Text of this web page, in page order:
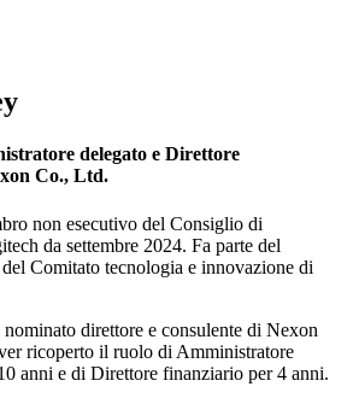
delegato e Direttore
Co., Ltd.
non esecutivo del Consiglio di
da settembre 2024. Fa parte del
Comitato tecnologia e innovazione di
direttore e consulente di Nexon
ricoperto il ruolo di Amministratore
anni e di Direttore finanziario per 4 anni.